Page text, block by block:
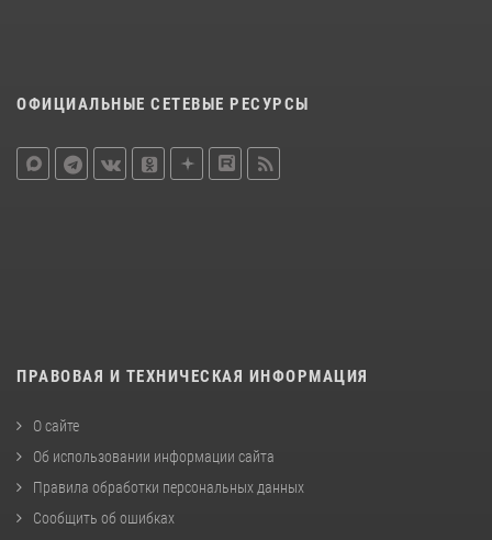
ОФИЦИАЛЬНЫЕ СЕТЕВЫЕ РЕСУРСЫ
ПРАВОВАЯ И ТЕХНИЧЕСКАЯ ИНФОРМАЦИЯ
О сайте
Об использовании информации сайта
Правила обработки персональных данных
Сообщить об ошибках